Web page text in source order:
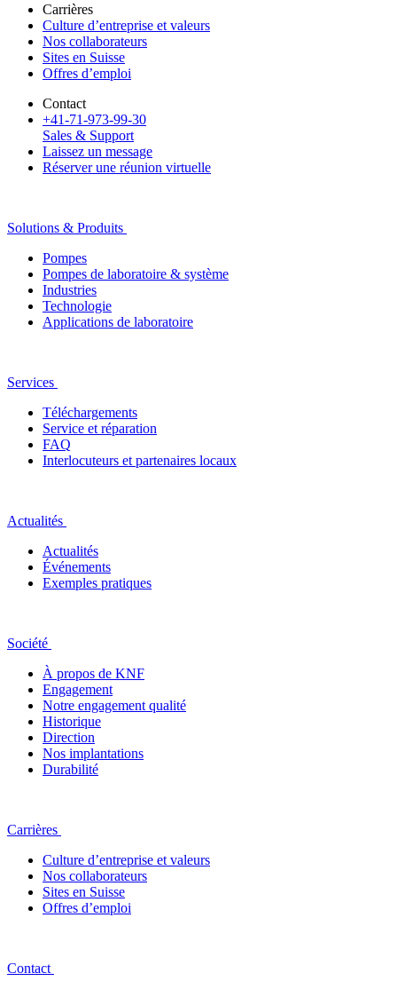
Carrières
Culture d’entreprise et valeurs
Nos collaborateurs
Sites en Suisse
Offres d’emploi
Contact
+41-71-973-99-30
Sales & Support
Laissez un message
Réserver une réunion virtuelle
Solutions & Produits
Pompes
Pompes de laboratoire & système
Industries
Technologie
Applications de laboratoire
Services
Téléchargements
Service et réparation
FAQ
Interlocuteurs et partenaires locaux
Actualités
Actualités
Événements
Exemples pratiques
Société
À propos de KNF
Engagement
Notre engagement qualité
Historique
Direction
Nos implantations
Durabilité
Carrières
Culture d’entreprise et valeurs
Nos collaborateurs
Sites en Suisse
Offres d’emploi
Contact